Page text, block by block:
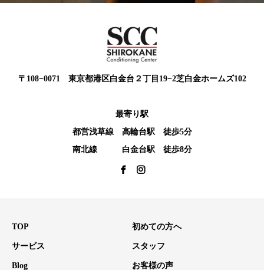
〒108−0071 東京都港区白金台２丁目19−2芝白金ホームズ102
最寄り駅
都営浅草線 高輪台駅 徒歩5分
南北線 白金台駅 徒歩8分
TOP 初めての方へ
サービス スタッフ
Blog お客様の声